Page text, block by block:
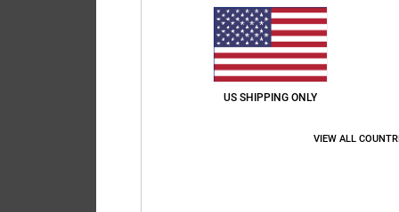
US SHIPPING ONLY
VIEW ALL